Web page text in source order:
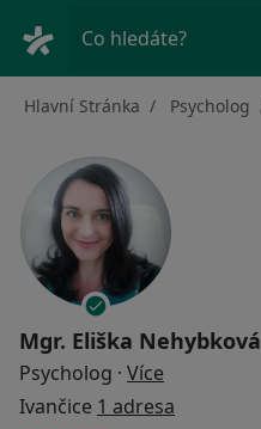
Co hledáte?
Hlavní Stránka Psycholog
Mgr. Eliška Nehybková
Psycholog · Více
Ivančice 1 adresa